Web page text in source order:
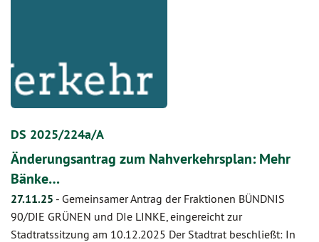
DS 2025/224a/A
Änderungsantrag zum Nahverkehrsplan: Mehr
Bänke…
27.11.25 - Gemeinsamer Antrag der Fraktionen BÜNDNIS
90/DIE GRÜNEN und DIe LINKE, eingereicht zur
Stadtratssitzung am 10.12.2025 Der Stadtrat beschließt: In